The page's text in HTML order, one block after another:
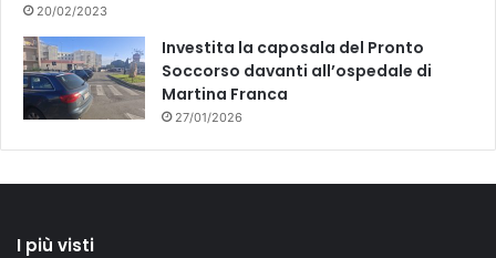
20/02/2023
Investita la caposala del Pronto
Soccorso davanti all’ospedale di
Martina Franca
27/01/2026
I più visti